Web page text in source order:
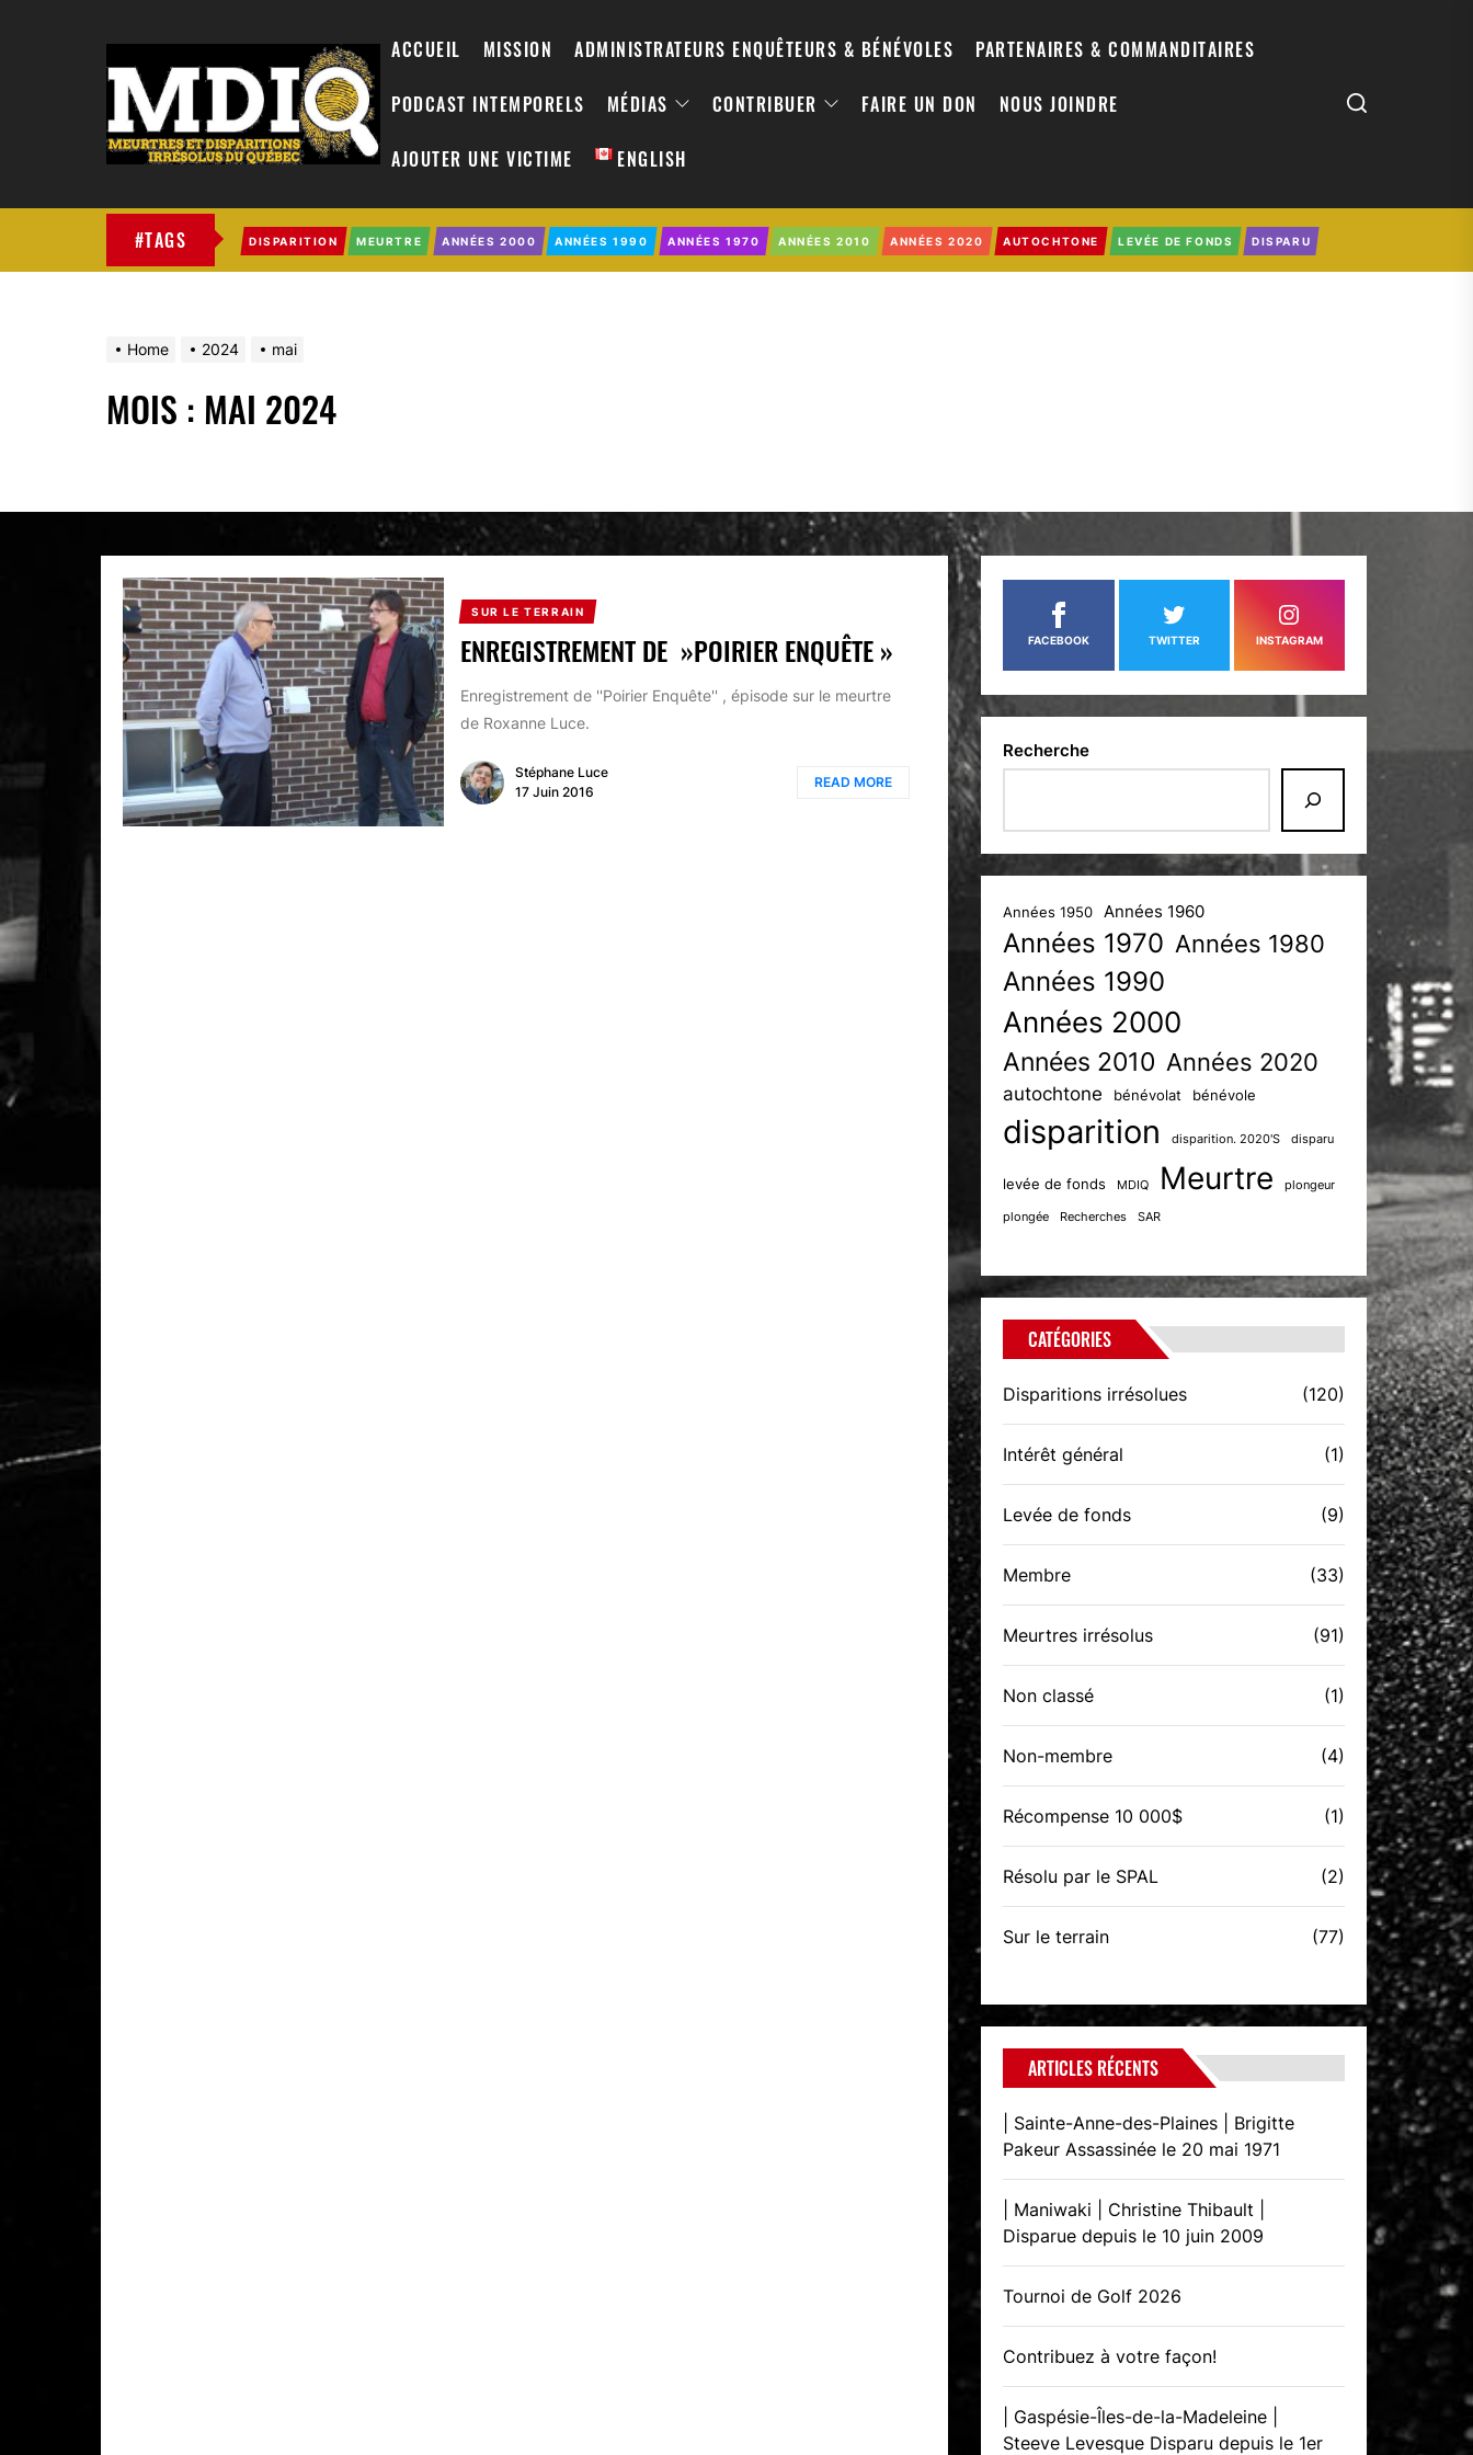
ACCUEIL MISSION ADMINISTRATEURS ENQUÊTEURS & BÉNÉVOLES PARTENAIRES & COMMANDITAIRES
PODCAST INTEMPORELS MÉDIAS CONTRIBUER FAIRE UN DON NOUS JOINDRE
AJOUTER UNE VICTIME ENGLISH
#TAGS DISPARITION MEURTRE ANNÉES 2000 ANNÉES 1990 ANNÉES 1970 ANNÉES 2010 ANNÉES 2020 AUTOCHTONE LEVÉE DE FONDS DISPARU
Home 2024 mai
MOIS : MAI 2024
SUR LE TERRAIN
ENREGISTREMENT DE »POIRIER ENQUÊTE »
Enregistrement de ''Poirier Enquête'' , épisode sur le meurtre
de Roxanne Luce.
Stéphane Luce
17 Juin 2016
READ MORE
FACEBOOK TWITTER INSTAGRAM
Recherche
Années 1950 Années 1960
Années 1970 Années 1980
Années 1990
Années 2000
Années 2010 Années 2020
autochtone bénévolat bénévole
disparition disparition. 2020'S disparu
levée de fonds MDIQ Meurtre plongeur
plongée Recherches SAR
CATÉGORIES
Disparitions irrésolues (120)
Intérêt général (1)
Levée de fonds (9)
Membre (33)
Meurtres irrésolus (91)
Non classé (1)
Non-membre (4)
Récompense 10 000$ (1)
Résolu par le SPAL (2)
Sur le terrain (77)
ARTICLES RÉCENTS
| Sainte-Anne-des-Plaines | Brigitte
Pakeur Assassinée le 20 mai 1971
| Maniwaki | Christine Thibault |
Disparue depuis le 10 juin 2009
Tournoi de Golf 2026
Contribuez à votre façon!
| Gaspésie-Îles-de-la-Madeleine |
Steeve Levesque Disparu depuis le 1er